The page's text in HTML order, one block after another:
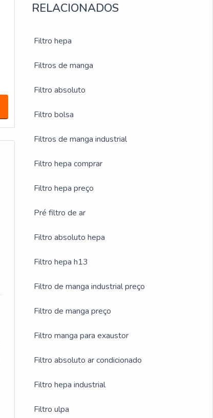
RELACIONADOS
Filtro hepa
Filtros de manga
Filtro absoluto
Filtro bolsa
Filtros de manga industrial
Filtro hepa comprar
Filtro hepa preço
Pré filtro de ar
Filtro absoluto hepa
Filtro hepa h13
Filtro de manga industrial preço
Filtro de manga preço
Filtro manga para exaustor
Filtro absoluto ar condicionado
Filtro hepa industrial
Filtro ulpa